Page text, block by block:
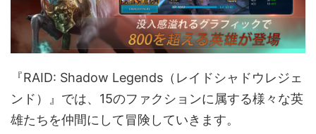
『RAID: Shadow Legends（レイドシャドウレジェ
ンド）』では、15のファクションに属する様々な英
雄たちを仲間にして冒険していきます。